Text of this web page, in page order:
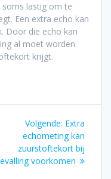
lastig om te
Een extra echo kan
Door die echo kan
al moet worden
krijgt.
Volgende: Volgend
bericht:
Extra
echometing kan
zuurstoftekort bij
voorkomen